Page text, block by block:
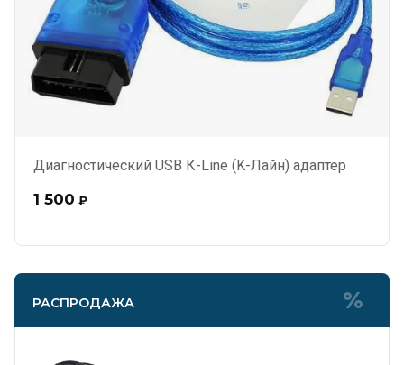
Диагностический USB К-Line (K-Лайн) адаптер
1 500 ₽
РАСПРОДАЖА